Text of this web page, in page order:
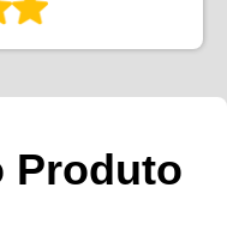
Produto